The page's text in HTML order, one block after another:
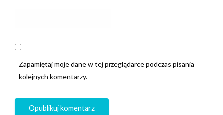
Zapamiętaj moje dane w tej przeglądarce podczas pisania
kolejnych komentarzy.